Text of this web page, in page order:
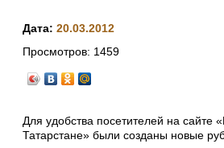
Дата: 20.03.2012
Просмотров: 1459
Для удобства посетителей на сайте
Татарстане» были созданы новые